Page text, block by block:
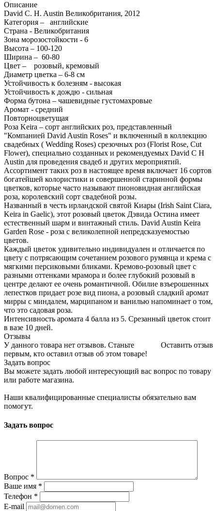
Описание
David C. H. Austin Великобритания, 2012
Категория – английские
Страна - Великобритания
Зона морозостойкости - 6
Высота – 100-120
Ширина – 60-80
Цвет – розовый, кремовый
Диаметр цветка – 6-8 см
Устойчивость к болезням - высокая
Устойчивость к дождю - сильная
Форма бутона – чашевидные густомахровые
Аромат - средний
Повторноцветущая
Роза Keira – сорт английских роз, представленный
"Компанией David Austin Roses" и включенный в коллекцию
свадебных ( Wedding Roses) срезочных роз (Florist Rose, Cut
Flower), специально созданных и рекомендуемых David C H
Austin для проведения свадеб и других мероприятий.
Ассортимент таких роз в настоящее время включает 16 сортов
богатейшей колористики и совершенной старинной формы
цветков, которые часто называют пионовидная английская
роза, королевский сорт свадебной розы.
Названный в честь ирландской святой Киары (Irish Saint Ciara,
Keira in Gaelic), этот розовый цветок Дэвида Остина имеет
естественный шарм и винтажный стиль. David Austin Keira
Garden Rose - роза с великолепной непредсказуемостью
цветов.
Каждый цветок удивительно индивидуален и отличается по
цвету с потрясающим сочетанием розового румянца и крема с
мягкими персиковыми бликами. Кремово-розовый цвет с
разными оттенками мрамора и более глубокий розовый в
центре делают ее очень романтичной. Обилие взъерошенных
лепестков придает розе вид пиона, а розовый сладкий аромат
мирры с миндалем, марципаном и ванилью напоминает о том,
что это садовая роза.
Интенсивность аромата 4 балла из 5. Срезанный цветок стоит
в вазе 10 дней.
Отзывы
Оставить отзыв
У данного товара нет отзывов. Станьте
первым, кто оставил отзыв об этом товаре!
Задать вопрос
Вы можете задать любой интересующий вас вопрос по товару
или работе магазина.
Наши квалифицированные специалисты обязательно вам
помогут.
Задать вопрос
Вопрос *
Ваше имя *
Телефон *
E-mail